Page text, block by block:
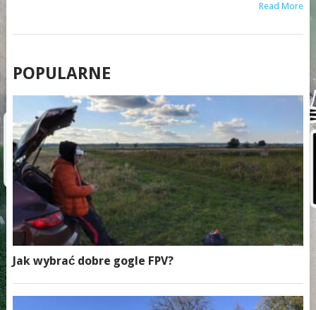
Read More
POSTS
NAVIGATION
POPULARNE